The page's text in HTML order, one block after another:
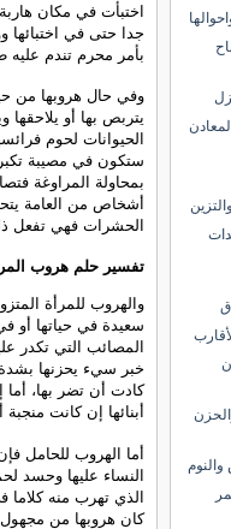
اختبأت في مكان
جدا حتى في اختبائها
بأمر محرم تندم عليه
وفي حال هروبها من
يتربص بها أو
الحيوانات لحوم
ستكون في مصيبة تكبر
بمحاولة المراوغة
أشخاص من العامة
الحشرات فهي تفعل
تفسير حلم هروب
والهروب للمرأة
سعيدة في حياتها أو
المصائب التي تكدر
خبر سيء يحزنها
كادت أن تضر بها، أما
أبنائها إن كانت
أما الهروب
النساء عليها وحسد
الذي تهرب منه كلاما
كان هروبها من